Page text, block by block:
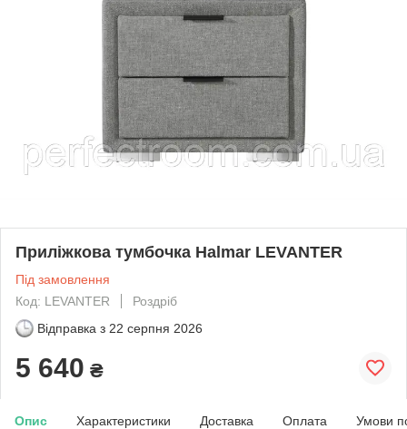
Приліжкова тумбочка Halmar LEVANTER
Під замовлення
Код: LEVANTER
Роздріб
Відправка з 22 серпня 2026
5 640 ₴
Опис Характеристики Доставка Оплата Умови